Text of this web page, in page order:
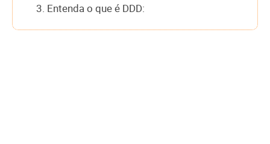
3. Entenda o que é DDD: